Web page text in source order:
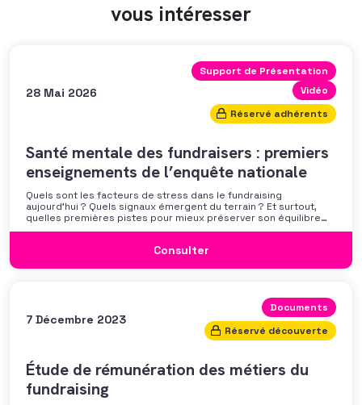
vous intéresser
28 Mai 2026
Support de Présentation
Vidéo
Réservé adhérents
Santé mentale des fundraisers : premiers
enseignements de l’enquête nationale
Quels sont les facteurs de stress dans le fundraising
aujourd’hui ? Quels signaux émergent du terrain ? Et surtout,
quelles premières pistes pour mieux préserver son équilibre
professionnel ? L’AFF vous propose un webinaire pour découvrir
discussion autour des mécanismes
Consulter
7 Décembre 2023
Documents
Réservé découverte
Étude de rémunération des métiers du
fundraising